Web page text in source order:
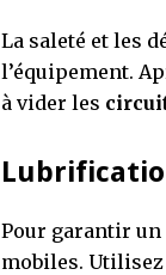
La saleté et les
l’équipement.
à vider les
Pour garantir
mobiles.